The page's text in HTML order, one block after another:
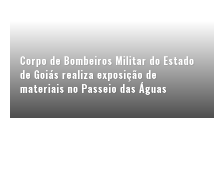
Corpo de Bombeiros Militar do Estado
de Goiás realiza exposição de
materiais no Passeio das Águas